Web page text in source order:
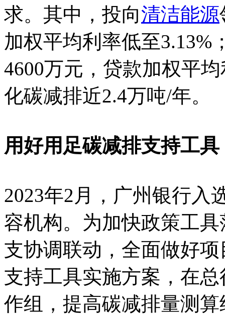
求。其中，投向清洁能源
加权平均利率低至3.13%
4600万元，贷款加权平
化碳减排近2.4万吨/年。
用好用足碳减排支持工
2023年2月，广州银行入
容机构。为加快政策工
支协调联动，全面做好
支持工具实施方案，在
作组，提高碳减排量测